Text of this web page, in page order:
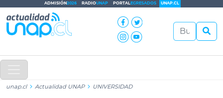
ADMISIÓN2026 RADIOUNAP PORTALEGRESADOS UNAP.CL
unap.cl Actualidad UNAP UNIVERSIDAD